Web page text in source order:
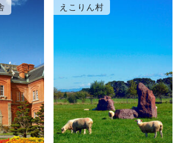
えこりん村